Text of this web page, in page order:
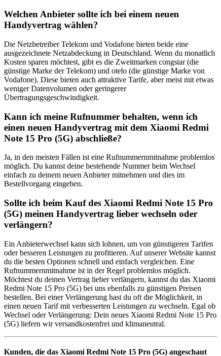
Welchen Anbieter sollte ich bei einem neuen
Handyvertrag wählen?
Die Netzbetreiber Telekom und Vodafone bieten beide eine
ausgezeichnete Netzabdeckung in Deutschland. Wenn du monatlich
Kosten sparen möchtest, gibt es die Zweitmarken congstar (die
günstige Marke der Telekom) und otelo (die günstige Marke von
Vodafone). Diese bieten auch attraktive Tarife, aber meist mit etwas
weniger Datenvolumen oder geringerer
Übertragungsgeschwindigkeit.
Kann ich meine Rufnummer behalten, wenn ich
einen neuen Handyvertrag mit dem Xiaomi Redmi
Note 15 Pro (5G) abschließe?
Ja, in den meisten Fällen ist eine Rufnummernmitnahme problemlos
möglich. Du kannst deine bestehende Nummer beim Wechsel
einfach zu deinem neuen Anbieter mitnehmen und dies im
Bestellvorgang eingeben.
Sollte ich beim Kauf des Xiaomi Redmi Note 15 Pro
(5G) meinen Handyvertrag lieber wechseln oder
verlängern?
Ein Anbieterwechsel kann sich lohnen, um von günstigeren Tarifen
oder besseren Leistungen zu profitieren. Auf unserer Website kannst
du die besten Optionen schnell und einfach vergleichen. Eine
Rufnummernmitnahme ist in der Regel problemlos möglich.
Möchtest du deinen Vertrag lieber verlängern, kannst du das Xiaomi
Redmi Note 15 Pro (5G) bei uns ebenfalls zu günstigen Preisen
bestellen. Bei einer Verlängerung hast du oft die Möglichkeit, in
einen neuen Tarif mit verbesserten Leistungen zu wechseln. Egal ob
Wechsel oder Verlängerung: Dein neues Xiaomi Redmi Note 15 Pro
(5G) liefern wir versandkostenfrei und klimaneutral.
Kunden, die das Xiaomi Redmi Note 15 Pro (5G) angeschaut